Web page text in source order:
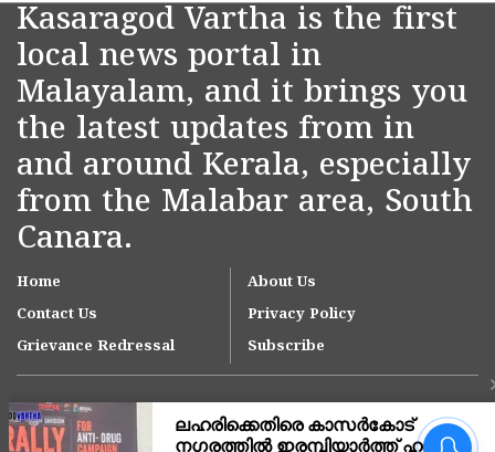
Kasaragod Vartha is the first
local news portal in
Malayalam, and it brings you
the latest updates from in
and around Kerala, especially
from the Malabar area, South
Canara.
Home
About Us
Contact Us
Privacy Policy
Grievance Redressal
Subscribe